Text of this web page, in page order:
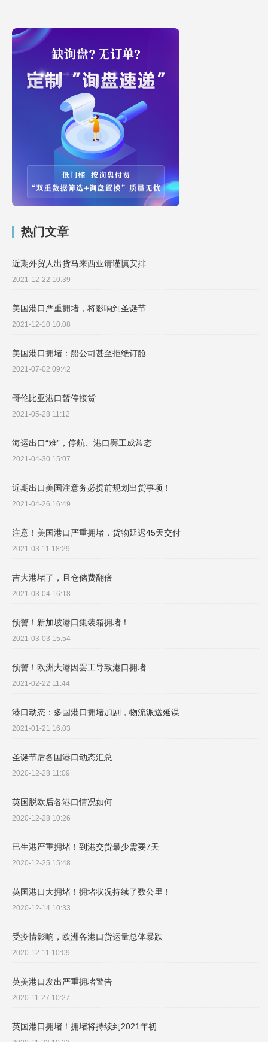
热门文章
近期外贸人出货马来西亚请谨慎安排
2021-12-22 10:39
美国港口严重拥堵，将影响到圣诞节
2021-12-10 10:08
美国港口拥堵：船公司甚至拒绝订舱
2021-07-02 09:42
哥伦比亚港口暂停接货
2021-05-28 11:12
海运出口“难”，停航、港口罢工成常态
2021-04-30 15:07
近期出口美国注意务必提前规划出货事项！
2021-04-26 16:49
注意！美国港口严重拥堵，货物延迟45天交付
2021-03-11 18:29
吉大港堵了，且仓储费翻倍
2021-03-04 16:18
预警！新加坡港口集装箱拥堵！
2021-03-03 15:54
预警！欧洲大港因罢工导致港口拥堵
2021-02-22 11:44
港口动态：多国港口拥堵加剧，物流派送延误
2021-01-21 16:03
圣诞节后各国港口动态汇总
2020-12-28 11:09
英国脱欧后各港口情况如何
2020-12-28 10:26
巴生港严重拥堵！到港交货最少需要7天
2020-12-25 15:48
英国港口大拥堵！拥堵状况持续了数公里！
2020-12-14 10:33
受疫情影响，欧洲各港口货运量总体暴跌
2020-12-11 10:09
英美港口发出严重拥堵警告
2020-11-27 10:27
英国港口拥堵！拥堵将持续到2021年初